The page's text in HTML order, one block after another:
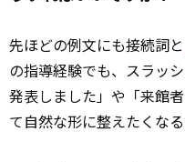
先ほどの例文にも接続詞と
の指導経験でも、スラッ
発表しました」や「来館
て自然な形に整えたくな